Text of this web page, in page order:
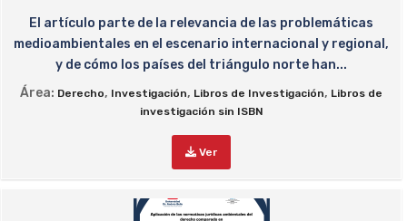
El artículo parte de la relevancia de las problemáticas
medioambientales en el escenario internacional y regional,
y de cómo los países del triángulo norte han...
Área: Derecho, Investigación, Libros de Investigación, Libros de
investigación sin ISBN
Ver